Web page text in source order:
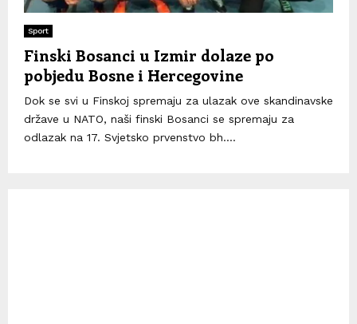
Sport
Finski Bosanci u Izmir dolaze po
pobjedu Bosne i Hercegovine
Dok se svi u Finskoj spremaju za ulazak ove skandinavske
države u NATO, naši finski Bosanci se spremaju za
odlazak na 17. Svjetsko prvenstvo bh....